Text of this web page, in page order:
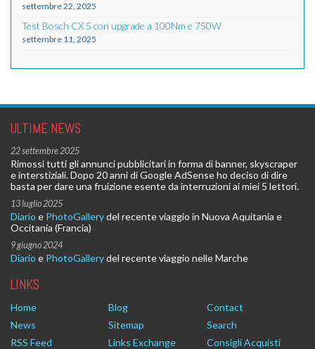
settembre 22, 2025
Test Bosch CX 5 con upgrade a 100Nm e 750W
settembre 11, 2025
ULTIME NEWS
22 settembre 2025
Rimossi tutti gli annunci pubblicitari in forma di banner, skyscraper
e interstiziali. Dopo 20 anni di Google AdSense ho deciso di dire
basta per dare una fruizione esente da interruzioni ai miei 5 lettori.
13 luglio 2025
Diario e PhotoGallerydel recente viaggio in Nuova Aquitania e
Occitania (Francia)
9 giugno 2024
Diario e PhotoGallerydel recente viaggio nelle Marche
LINKS
Home Blog
Contact
News
Sitemap
Search
RSS Feed
Links Exchange Consigli Acquisti